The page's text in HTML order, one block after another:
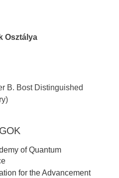
Osztálya
B. Bost Distinguished
of Quantum
for the Advancement